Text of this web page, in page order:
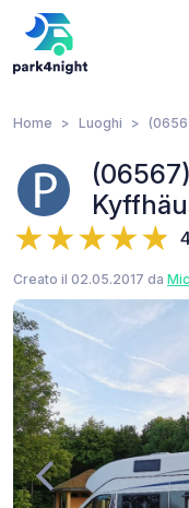
Home Luoghi
Creato il 02.05.2017 da